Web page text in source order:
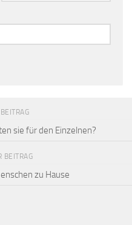
sie für den Einzelnen?
BEITRAG
zu Hause